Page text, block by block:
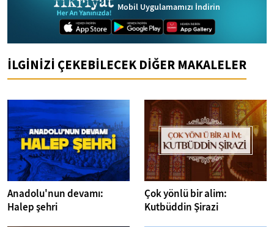
Mobil Uygulamamızı İndirin
İLGİNİZİ ÇEKEBİLECEK DİĞER MAKALELER
Anadolu'nun devamı:
Halep şehri
Çok yönlü bir alim:
Kutbüddin Şirazi